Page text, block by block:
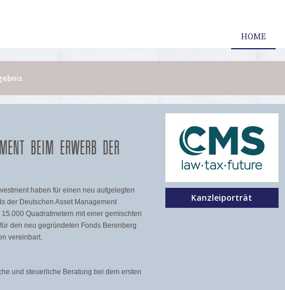
HOME
BEIM ERWERB DER
haben für einen neu aufgelegten
der Deutschen Asset Management
Quadratmetern mit einer gemischten
den neu gegründeten Fonds Berenberg
vereinbart.
und steuerliche Beratung bei dem ersten
Kanzleiporträt